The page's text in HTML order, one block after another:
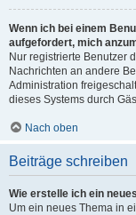
Wenn ich bei einem
aufgefordert, mich
Nur registrierte Benutzer
Nachrichten an andere
Administration
dieses Systems durch
Nach oben
Beiträge schreiben
Wie erstelle ich ein
Um ein neues Thema in